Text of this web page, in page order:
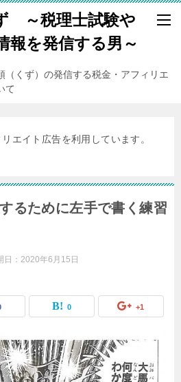
～税理士試験や
報を発信する男～
（くず）の発信する税金・アフィリエ
て
エイト広告を利用しています。
るために左手で書く練習
日： 2020年6月15日
0 +1